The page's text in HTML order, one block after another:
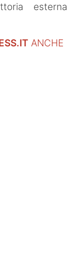
esterna
ANCHE